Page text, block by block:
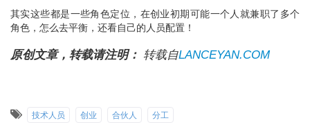
其实这些都是一些角色定位，在创业初期可能一个人就兼职了多个
角色，怎么去平衡，还看自己的人员配置！
原创文章，转载请注明： 转载自LANCEYAN.COM
技术人员 创业 合伙人 分工